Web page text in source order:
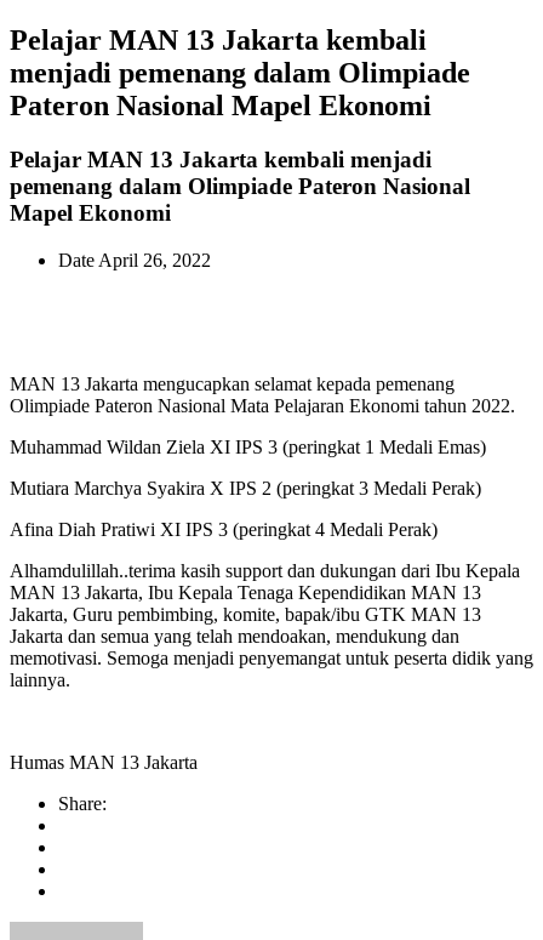
Pelajar MAN 13 Jakarta kembali
menjadi pemenang dalam Olimpiade
Pateron Nasional Mapel Ekonomi
Pelajar MAN 13 Jakarta kembali menjadi
pemenang dalam Olimpiade Pateron Nasional
Mapel Ekonomi
Date April 26, 2022
MAN 13 Jakarta mengucapkan selamat kepada pemenang
Olimpiade Pateron Nasional Mata Pelajaran Ekonomi tahun 2022.
Muhammad Wildan Ziela XI IPS 3 (peringkat 1 Medali Emas)
Mutiara Marchya Syakira X IPS 2 (peringkat 3 Medali Perak)
Afina Diah Pratiwi XI IPS 3 (peringkat 4 Medali Perak)
Alhamdulillah..terima kasih support dan dukungan dari Ibu Kepala
MAN 13 Jakarta, Ibu Kepala Tenaga Kependidikan MAN 13
Jakarta, Guru pembimbing, komite, bapak/ibu GTK MAN 13
Jakarta dan semua yang telah mendoakan, mendukung dan
memotivasi. Semoga menjadi penyemangat untuk peserta didik yang
lainnya.
Humas MAN 13 Jakarta
Share: